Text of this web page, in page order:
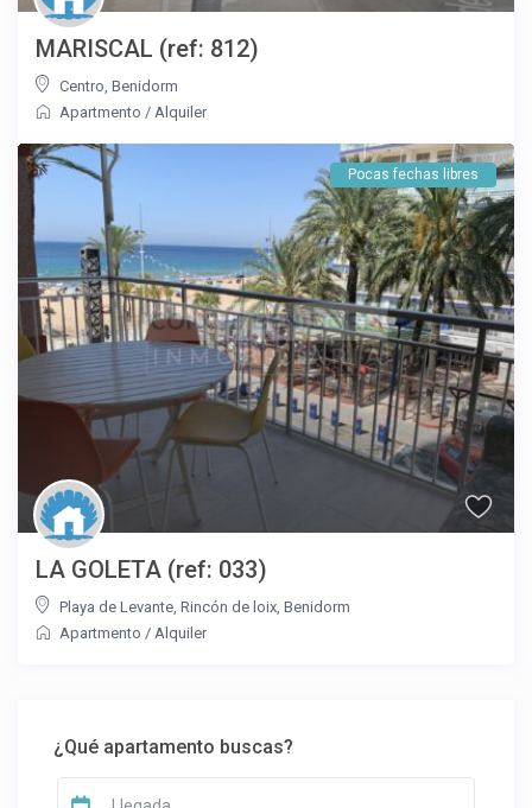
MARISCAL (ref: 812)
Centro ,Benidorm
Apartmento / Alquiler
Pocas fechas libres
LA GOLETA (ref: 033)
Playa de Levante ,Rincón de loix ,Benidorm
Apartmento / Alquiler
¿Qué apartamento buscas?